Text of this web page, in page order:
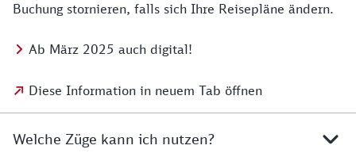
Buchung stornieren, falls sich Ihre Reisepläne ändern.
Ab März 2025 auch digital!
Diese Information in neuem Tab öffnen
Welche Züge kann ich nutzen?